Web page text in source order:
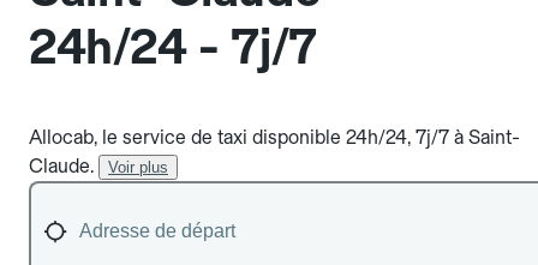
24h/24 - 7j/7
Allocab, le service de taxi disponible 24h/24, 7j/7 à Saint-
Claude.
Voir plus